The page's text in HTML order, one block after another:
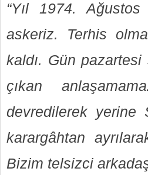
“Yıl 1974. Ağustos
askeriz. Terhis
kaldı. Gün pazartesi
çıkan
devredilerek yerine
karargâhtan
Bizim telsizci